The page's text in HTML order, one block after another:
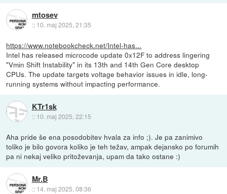
mtosev
:: 10. maj 2025, 21:35
https://www.notebookcheck.net/Intel-has...
Intel has released microcode update 0x12F to address lingering
"Vmin Shift Instability" in its 13th and 14th Gen Core desktop
CPUs. The update targets voltage behavior issues in idle, long-
running systems without impacting performance.
KTr1sk
:: 10. maj 2025, 22:15
Aha pride še ena posodobitev hvala za info ;). Je pa zanimivo
toliko je bilo govora koliko je teh težav, ampak dejansko po forumih
pa ni nekaj veliko pritoževanja, upam da tako ostane :)
Mr.B
:: 14. maj 2025, 08:36